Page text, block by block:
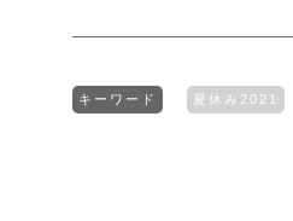
キーワード 夏休み2021